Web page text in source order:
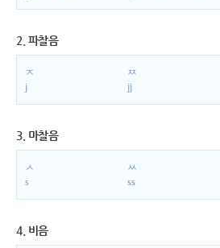
2. 파찰음
ㅈ
j
ㅉ
jj
3. 마찰음
ㅅ
s
ㅆ
ss
4. 비음